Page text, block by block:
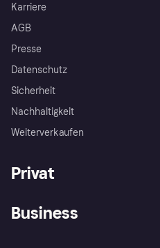
Karriere
AGB
Presse
Datenschutz
Sicherheit
Nachhaltigkeit
Weiterverkaufen
Privat
Business